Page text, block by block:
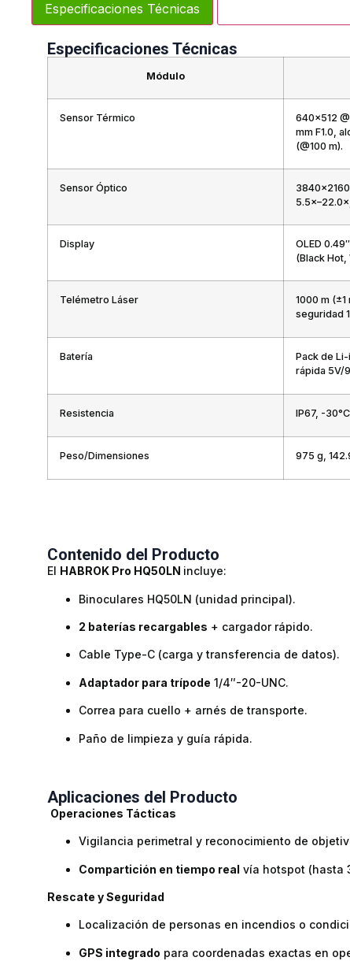
Especificaciones Técnicas
Especificaciones Técnicas
Módulo
Sensor Térmico
640×512
mm F1.0,
(@100 m).
Sensor Óptico
Display
OLED
(Black Hot,
Telémetro Láser
1000 m
seguridad
Batería
Pack de
rápida 5V/
Resistencia IP67, -
Peso/Dimensiones 975 g,
Contenido del Producto
El HABROK Pro HQ50LN incluye:
Binoculares HQ50LN (unidad principal).
2 baterías recargables + cargador rápido.
Cable Type-C (carga y transferencia de datos).
Adaptador para trípode 1/4″-20-UNC.
Correa para cuello + arnés de transporte.
Paño de limpieza y guía rápida.
Aplicaciones del Producto
Operaciones Tácticas
Vigilancia perimetral y reconocimiento de
Compartición en tiempo real vía hotspot (hasta
Rescate y Seguridad
Localización de personas en incendios o
GPS integrado para coordenadas exactas en